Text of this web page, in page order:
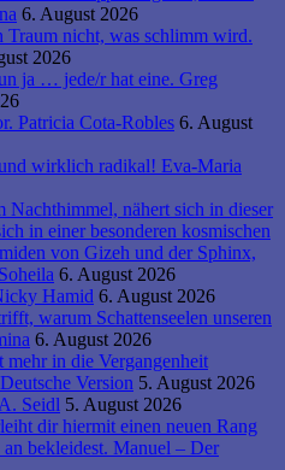
6. August 2026
Traum nicht, was schlimm wird.
2026
ja … jede/r hat eine. Greg
Patricia Cota-Robles 6. August
wirklich radikal! Eva-Maria
Nachthimmel, nähert sich in dieser
in einer besonderen kosmischen
von Gizeh und der Sphinx,
6. August 2026
Hamid 6. August 2026
warum Schattenseelen unseren
6. August 2026
in die Vergangenheit
Version 5. August 2026
Seidl 5. August 2026
dir hiermit einen neuen Rang
bekleidest. Manuel – Der